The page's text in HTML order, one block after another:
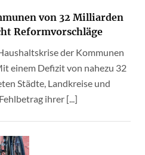
von 32 Milliarden
Reformvorschläge
der Kommunen
einem Defizit von nahezu 32
Städte, Landkreise und
ihrer [...]